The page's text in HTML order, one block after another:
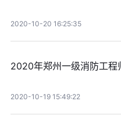
2020-10-20 16:25:35
2020年郑州一级消防工程
2020-10-19 15:49:22